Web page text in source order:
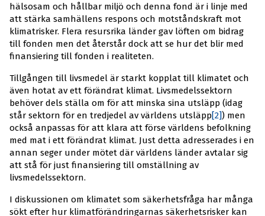
hälsosam och hållbar miljö och denna fond är i linje med
att stärka samhällens respons och motståndskraft mot
klimatrisker. Flera resursrika länder gav löften om bidrag
till fonden men det återstår dock att se hur det blir med
finansiering till fonden i realiteten.
Tillgången till livsmedel är starkt kopplat till klimatet och
även hotat av ett förändrat klimat. Livsmedelssektorn
behöver dels ställa om för att minska sina utsläpp (idag
står sektorn för en tredjedel av världens utsläpp[2]) men
också anpassas för att klara att förse världens befolkning
med mat i ett förändrat klimat. Just detta adresserades i en
annan seger under mötet där världens länder avtalar sig
att stå för just finansiering till omställning av
livsmedelssektorn.
I diskussionen om klimatet som säkerhetsfråga har många
sökt efter hur klimatförändringarnas säkerhetsrisker kan